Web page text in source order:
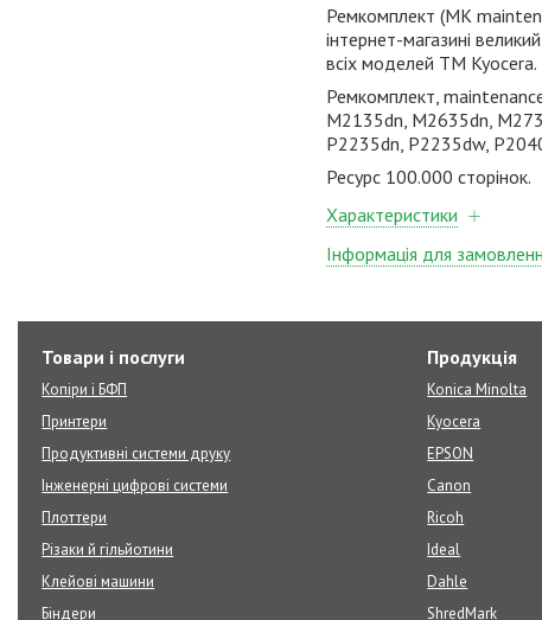
Ремкомплект (MK
інтернет-магазині
всіх моделей TM Kyocera.
Ремкомплект,
M2135dn, M2635dn,
P2235dn, P2235dw,
Ресурс 100.000 сторінок.
Характеристики
Інформація для
Товари і послуги
Копіри і БФП
Принтери
Продуктивні системи друку
Інженерні цифрові системи
Плоттери
Різаки й гільйотини
Клейові машини
Біндери
Продукція
Konica Minolta
Kyocera
EPSON
Canon
Ricoh
Ideal
Dahle
ShredMark